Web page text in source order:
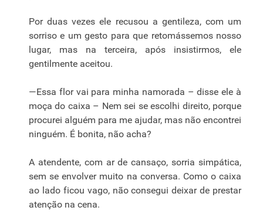
Por duas vezes ele recusou a gentileza, com um
sorriso e um gesto para que retomássemos nosso
lugar, mas na terceira, após insistirmos, ele
gentilmente aceitou.
—Essa flor vai para minha namorada – disse ele à
moça do caixa – Nem sei se escolhi direito, porque
procurei alguém para me ajudar, mas não encontrei
ninguém. É bonita, não acha?
A atendente, com ar de cansaço, sorria simpática,
sem se envolver muito na conversa. Como o caixa
ao lado ficou vago, não consegui deixar de prestar
atenção na cena.